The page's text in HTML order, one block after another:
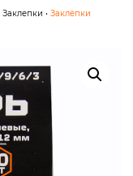
Заклепки • Заклёпки